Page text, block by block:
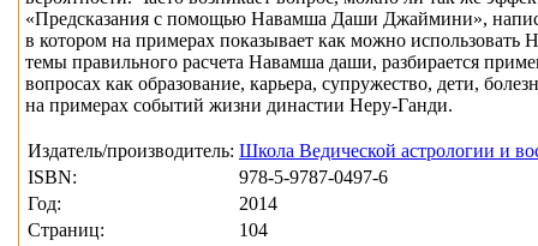
«Предсказания с помощью Навамша Даши Джаймини»,
в котором на примерах показывает как можно
темы правильного расчета Навамша даши, разбирается
вопросах как образование, карьера, супружество, дети,
на примерах событий жизни династии Неру-Ганди.
Издатель/производитель: Школа Ведической астрологии и
ISBN:
978-5-9787-0497-6
Год:
2014
Страниц:
104